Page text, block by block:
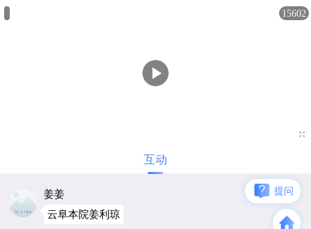
15602

互动
姜姜
云阜本院姜利琼
提问